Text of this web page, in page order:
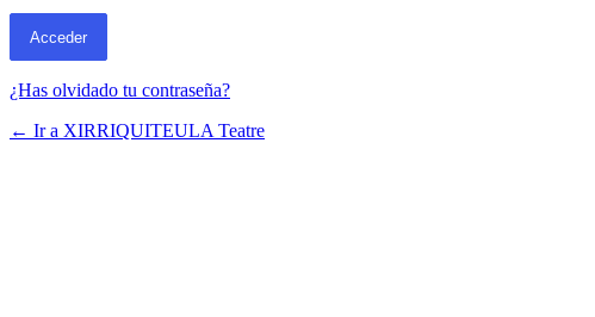
¿Has olvidado tu contraseña?
← Ir a XIRRIQUITEULA Teatre